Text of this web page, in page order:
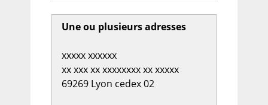
Une ou plusieurs adresses
xxxxx xxxxxx
xx xxx xx xxxxxxxx xx xxxxx
69269 Lyon cedex 02